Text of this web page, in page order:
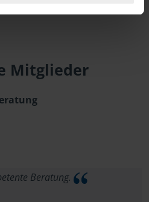
Mitglieder
Beratung.